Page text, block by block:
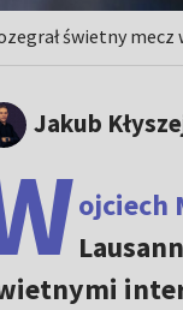
świetny
Jakub
ojciech